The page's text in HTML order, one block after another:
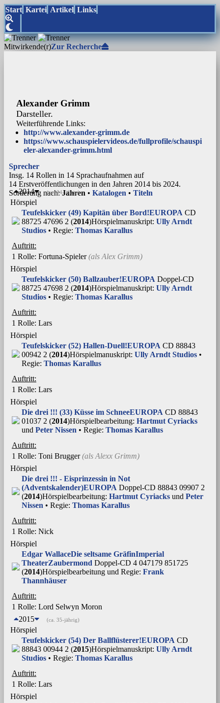
Start Kartei Artikel Links
Mitwirkende(r)Zur Recherche
Alexander Grimm
Darsteller.
Weiterführende Links:
http://www.alexander-grimm.de
https://www.schauspielervideos.de/fullprofile/schauspi
eler-alexander-grimm.html
Sprecher
Insg. 14 Rollen in 14 Sprachaufnahmen auf
14 Erstveröffentlichungen in den Jahren 2014 bis 2024.
Sortierung nach:Jahren • Katalogen • Titeln
2014 (ca. 34-jährig)
Hörspiel
Teufelskicker (49) Kapitän über Bord!EUROPA CD
88725 47696 2 (2014)Hörspielmanuskript: Ully Arndt
Studios • Regie: Thomas Karallus
Auftritt:
1 Rolle: Fortuna-Spieler(als Alex Grimm)
Hörspiel
Teufelskicker (50) Ballzauber!EUROPA Doppel-CD
88725 47698 2 (2014)Hörspielmanuskript: Ully Arndt
Studios • Regie: Thomas Karallus
Auftritt:
1 Rolle: Lars
Hörspiel
Teufelskicker (52) Hallen-Duell!EUROPA CD 88843
00942 2 (2014)Hörspielmanuskript: Ully Arndt Studios •
Regie: Thomas Karallus
Auftritt:
1 Rolle: Lars
Hörspiel
Die drei !!! (33) Küsse im SchneeEUROPA CD 88843
01037 2 (2014)Hörspielbearbeitung: Hartmut Cyriacks
und Peter Nissen • Regie: Thomas Karallus
Auftritt:
1 Rolle: Toni Brugger(als Alexx Grimm)
Hörspiel
Die drei !!! - Eisprinzessin in Not
(Adventskalender)EUROPA Doppel-CD 88843 09907 2
(2014)Hörspielbearbeitung: Hartmut Cyriacks und Peter
Nissen • Regie: Thomas Karallus
Auftritt:
1 Rolle: Nick
Hörspiel
Edgar WallaceDie seltsame GräfinImperial
TheaterZaubermond Doppel-CD 4 047179 851725
(2014)Hörspielbearbeitung und Regie: Frank
Thannhäuser
Auftritt:
1 Rolle: Lord Selwyn Moron
2015
(ca. 35-jährig)
Hörspiel
Teufelskicker (54) Der Ballflüsterer!EUROPA CD
88843 00944 2 (2015)Hörspielmanuskript: Ully Arndt
Studios • Regie: Thomas Karallus
Auftritt:
1 Rolle: Lars
Hörspiel